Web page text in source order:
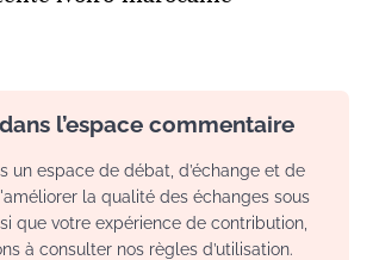
l’espace commentaire
un espace de débat, d’échange et de
la qualité des échanges sous
que votre expérience de contribution,
à consulter nos règles d’utilisation.